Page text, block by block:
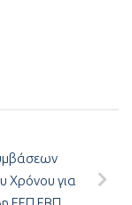
Χρόνου για